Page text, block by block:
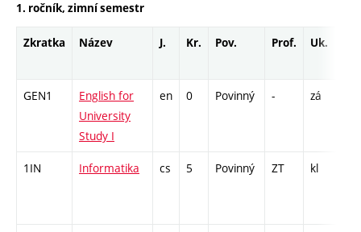
1. ročník, zimní semestr
Zkratka Název J. Kr. Pov. Prof. Uk.
GEN1
English for
University
Study I
en 0 Povinný - zá
1IN Informatika cs 5 Povinný ZT kl